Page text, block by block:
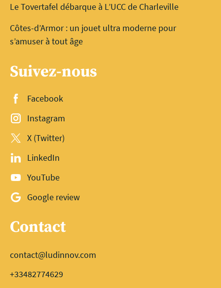
Le Tovertafel débarque à L’UCC de Charleville
Côtes-d’Armor : un jouet ultra moderne pour
s’amuser à tout âge
Suivez-nous
Facebook
Instagram
X (Twitter)
LinkedIn
YouTube
Google review
Contact
contact@ludinnov.com
+33482774629